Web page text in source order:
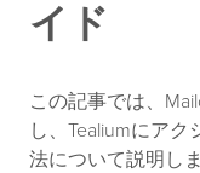
イド
この記事では、
し、Tealiumにア
法について説明しま